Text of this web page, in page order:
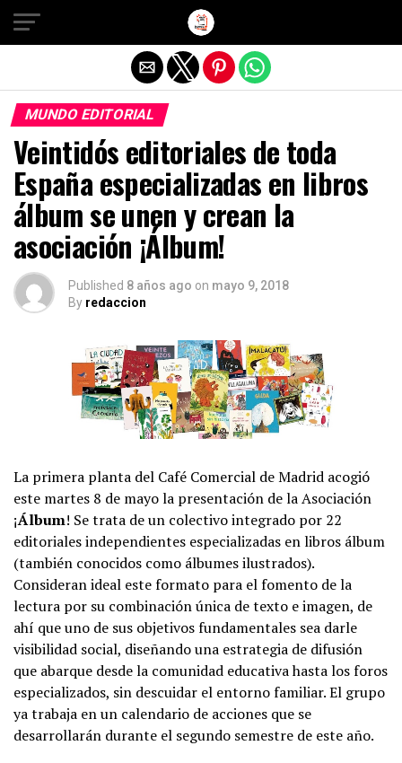
MUNDO EDITORIAL
Veintidós editoriales de toda
España especializadas en libros
álbum se unen y crean la
asociación ¡Álbum!
Published 8 años ago on mayo 9, 2018
By redaccion
La primera planta del Café Comercial de Madrid acogió
este martes 8 de mayo la presentación de la ​Asociación
¡Álbum! ​Se trata de un colectivo integrado por ​22
editoriales independientes especializadas en libros álbum ​
(también conocidos como álbumes ilustrados).
Consideran ideal este formato para el fomento de la
lectura por su combinación única de texto e imagen, de
ahí que uno de sus objetivos fundamentales sea ​darle
visibilidad social​, diseñando una estrategia de difusión
que abarque desde la comunidad educativa hasta los foros
especializados, sin descuidar el entorno familiar. El grupo
ya trabaja en un ​calendario de acciones​ que se
desarrollarán durante el segundo semestre de este año.
Salir de la versión móvil